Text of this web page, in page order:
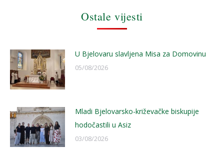
Ostale vijesti
U Bjelovaru slavljena Misa za Domovinu
05/08/2026
Mladi Bjelovarsko-križevačke biskupije
hodočastili u Asiz
03/08/2026